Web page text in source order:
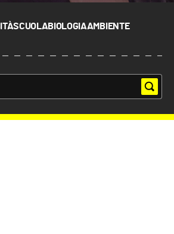
SCUOLABIOLOGIAAMBIENTE